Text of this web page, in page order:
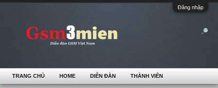
Đăng nhập
TRANG CHỦ HOME DIỄN ĐÀN THÀNH VIÊN